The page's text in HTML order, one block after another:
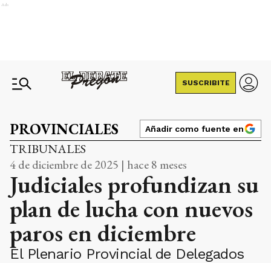
Ads
SUSCRIBITE
PROVINCIALES Añadir como fuente en
TRIBUNALES
4 de diciembre de 2025 | hace 8 meses
Judiciales profundizan su
plan de lucha con nuevos
paros en diciembre
El Plenario Provincial de Delegados